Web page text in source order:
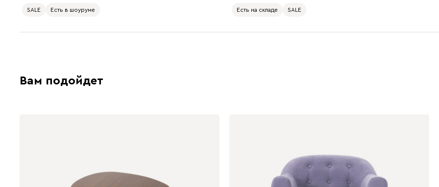
SALE Есть в шоуруме Есть на складе SALE
Вам подойдет